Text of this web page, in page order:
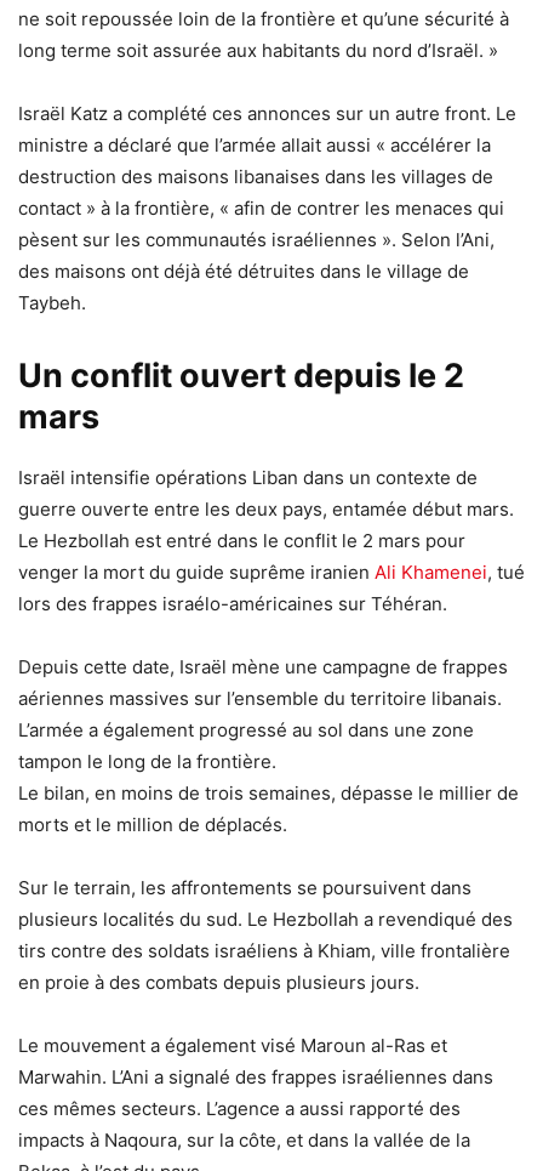
ne soit repoussée loin de la frontière et qu’une sécurité à
long terme soit assurée aux habitants du nord d’Israël. »
Israël Katz a complété ces annonces sur un autre front. Le
ministre a déclaré que l’armée allait aussi « accélérer la
destruction des maisons libanaises dans les villages de
contact » à la frontière, « afin de contrer les menaces qui
pèsent sur les communautés israéliennes ». Selon l’Ani,
des maisons ont déjà été détruites dans le village de
Taybeh.
Un conflit ouvert depuis le 2
mars
Israël intensifie opérations Liban dans un contexte de
guerre ouverte entre les deux pays, entamée début mars.
Le Hezbollah est entré dans le conflit le 2 mars pour
venger la mort du guide suprême iranien Ali Khamenei, tué
lors des frappes israélo-américaines sur Téhéran.
Depuis cette date, Israël mène une campagne de frappes
aériennes massives sur l’ensemble du territoire libanais.
L’armée a également progressé au sol dans une zone
tampon le long de la frontière.
Le bilan, en moins de trois semaines, dépasse le millier de
morts et le million de déplacés.
Sur le terrain, les affrontements se poursuivent dans
plusieurs localités du sud. Le Hezbollah a revendiqué des
tirs contre des soldats israéliens à Khiam, ville frontalière
en proie à des combats depuis plusieurs jours.
Le mouvement a également visé Maroun al-Ras et
Marwahin. L’Ani a signalé des frappes israéliennes dans
ces mêmes secteurs. L’agence a aussi rapporté des
impacts à Naqoura, sur la côte, et dans la vallée de la